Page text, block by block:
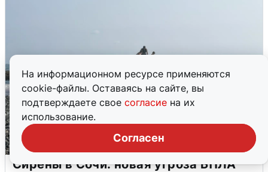
На информационном ресурсе применяются
cookie-файлы. Оставаясь на сайте, вы
подтверждаете свое согласие на их
использование.
Согласен
Сирены в Сочи: новая угроза БПЛА